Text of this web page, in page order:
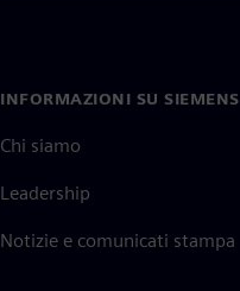
INFORMAZIONI SU SIEMENS
Chi siamo
Leadership
Notizie e comunicati stampa